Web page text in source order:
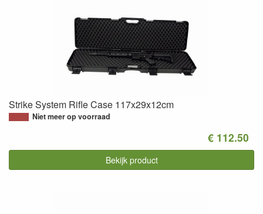
Strike System Rifle Case 117x29x12cm
Niet meer op voorraad
€ 112.50
Bekijk product